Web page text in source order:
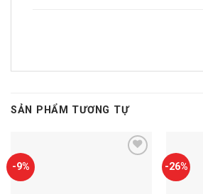
SẢN PHẨM TƯƠNG TỰ
-9% -26%